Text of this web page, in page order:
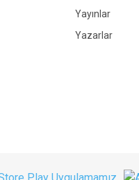
Yayınlar
Yazarlar